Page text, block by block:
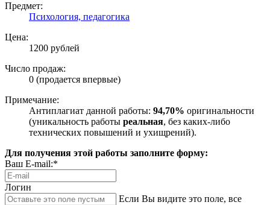
Предмет:
Психология, педагогика
Цена:
1200 рублей
Число продаж:
0 (продается впервые)
Примечание:
Антиплагиат данной работы: 94,70% оригинальности
(уникальность работы реальная, без каких-либо
технических повышений и ухищрений).
Для получения этой работы заполните форму:
Ваш E-mail:*
Логин
Если Вы видите это поле, все